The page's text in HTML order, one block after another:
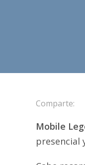
Comparte:
Mobile
presencial